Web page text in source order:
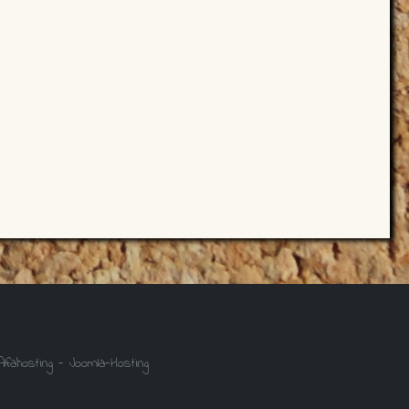
Nutzererfahrung zu verbessern (Tracking Cookies). Sie können selbst